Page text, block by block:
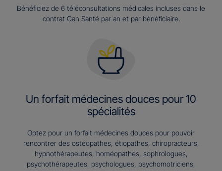
Bénéficiez de 6 téléconsultations médicales incluses dans le
contrat Gan Santé par an et par bénéficiaire.
Un forfait médecines douces pour 10
spécialités
Optez pour un forfait médecines douces pour pouvoir
rencontrer des ostéopathes, étiopathes, chiropracteurs,
hypnothérapeutes, homéopathes, sophrologues,
psychothérapeutes, psychologues, psychomotriciens,